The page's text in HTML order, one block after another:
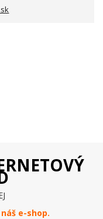
e-shop.